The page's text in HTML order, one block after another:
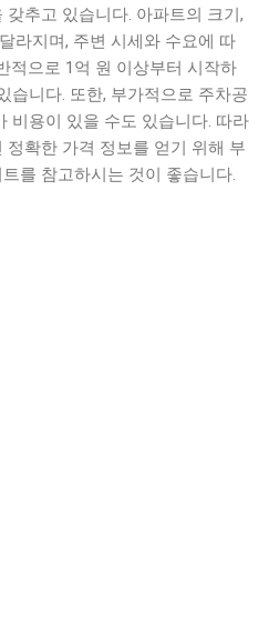
추고 있습니다. 아파트의 크기,
라지며, 주변 시세와 수요에 따
적으로 1억 원 이상부터 시작하
습니다. 또한, 부가적으로 주차공
비용이 있을 수도 있습니다. 따라
확한 가격 정보를 얻기 위해 부
를 참고하시는 것이 좋습니다.